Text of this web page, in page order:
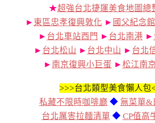
★超強台北捷運美食地圖總
► 東區忠孝復興敦化 ► 國父紀念館
► 台北車站西門 ► 台北南港 ►
► 台北松山 ► 台北中山 ► 台北
► 南京復興小巨蛋 ► 松江南
>>>台北類型美食懶人包
私藏不限時咖啡廳 ◆ 無菜單&
台北厲害拉麵清單 ◆ CP值高